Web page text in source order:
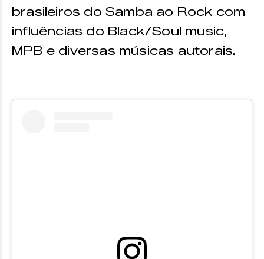
brasileiros do Samba ao Rock com
influências do Black/Soul music,
MPB e diversas músicas autorais.